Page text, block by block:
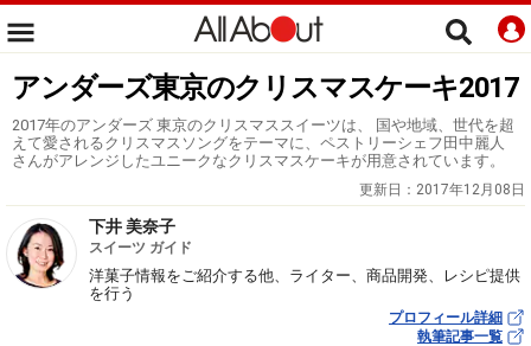
アンダーズ東京のクリスマスケーキ2017
2017年のアンダーズ 東京のクリスマススイーツは、 国や地域、世代を超
えて愛されるクリスマスソングをテーマに、ペストリーシェフ田中麗人
さんがアレンジしたユニークなクリスマスケーキが用意されています。
更新日： 2017年12月08日
下井 美奈子
スイーツ ガイド
洋菓子情報をご紹介する他、ライター、商品開発、レシピ提供
を行う
プロフィール詳細
執筆記事一覧